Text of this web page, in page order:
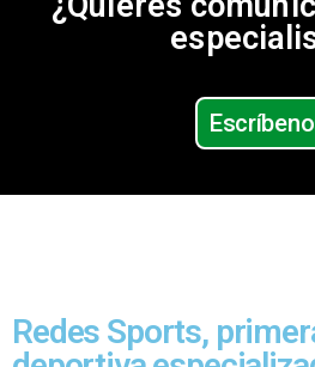
Redes Sports,